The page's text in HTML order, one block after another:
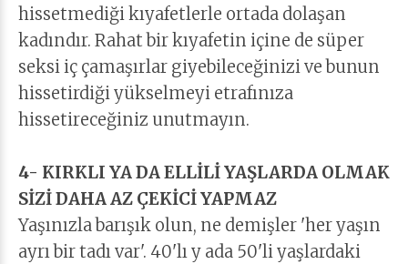
hissetmediği kıyafetlerle ortada dolaşan
kadındır. Rahat bir kıyafetin içine de süper
seksi iç çamaşırlar giyebileceğinizi ve bunun
hissetirdiği yükselmeyi etrafınıza
hissetireceğiniz unutmayın.
4- KIRKLI YA DA ELLİLİ YAŞLARDA OLMAK
SİZİ DAHA AZ ÇEKİCİ YAPMAZ
Yaşınızla barışık olun, ne demişler 'her yaşın
ayrı bir tadı var'. 40'lı y ada 50'li yaşlardaki